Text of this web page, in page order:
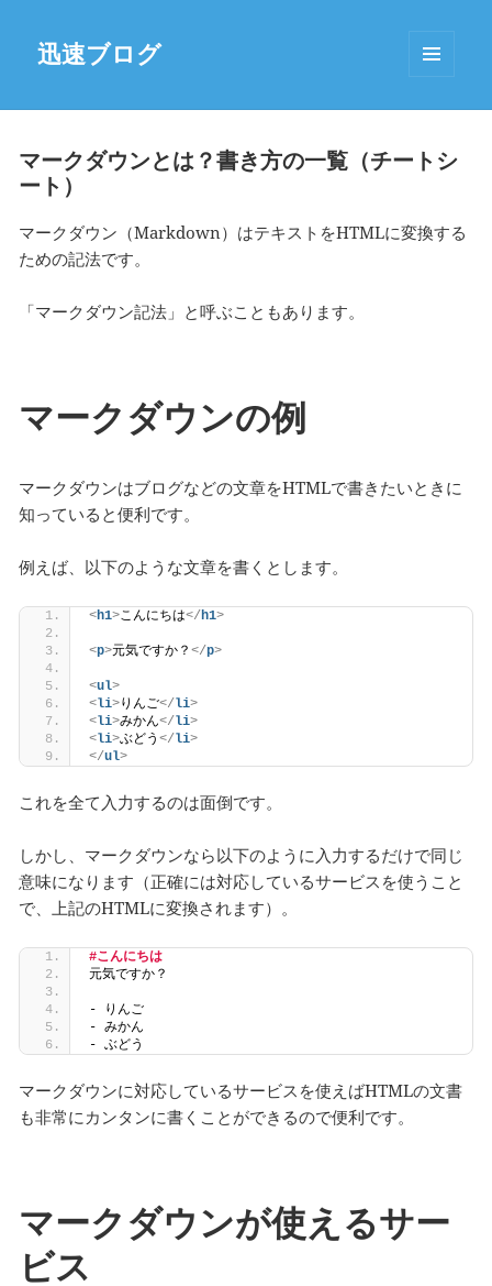
迅速ブログ
マークダウンとは？書き方の一覧（チートシ
ート）
マークダウン（Markdown）はテキストをHTMLに変換する
ための記法です。
「マークダウン記法」と呼ぶこともあります。
マークダウンの例
マークダウンはブログなどの文章をHTMLで書きたいときに
知っていると便利です。
例えば、以下のような文章を書くとします。
<h1>こんにちは</h1>
<p>元気ですか？ </p>
<ul>
<li>りんご</li>
<li>みかん</li>
<li>ぶどう </li>
</ul>
これを全て入力するのは面倒です。
しかし、マークダウンなら以下のように入力するだけで同じ
意味になります（正確には対応しているサービスを使うこと
で、上記のHTMLに変換されます）。
#こんにちは
元気ですか？
- りんご
- みかん
- ぶどう
マークダウンに対応しているサービスを使えばHTMLの文書
も非常にカンタンに書くことができるので便利です。
マークダウンが使えるサー
ビス